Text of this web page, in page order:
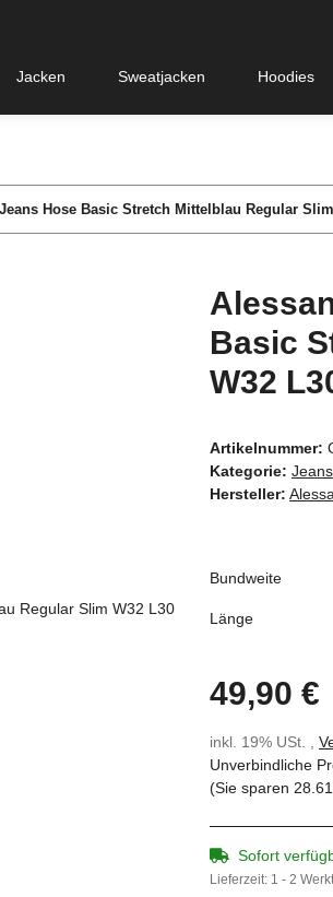
Jacken Sweatjacken Hoodies
Hose Basic Stretch Mittelblau Regular Slim
Basic
W32
Artikelnummer:
Kategorie: Jeans
Hersteller:
Bundweite
Länge
49,90 €
inkl. 19% USt. ,
Unverbindliche
(Sie sparen
Sofort
Lieferzeit: 1 - 2